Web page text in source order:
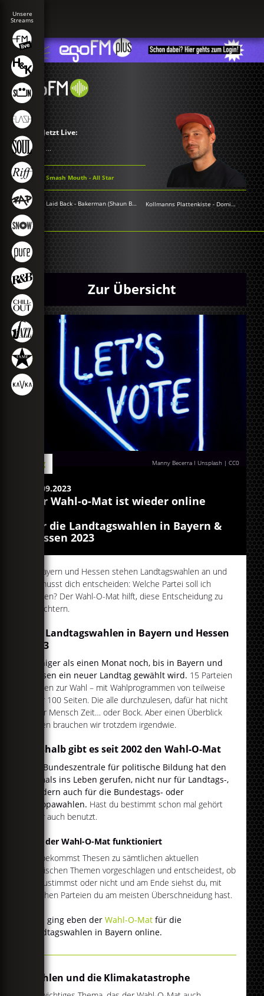
Jetzt Live:
...
Smash Mouth - All Star
Laid Back - Bakerman (Shaun Baker Remix) Kollmanns Plattenkiste - Dominik Kollmann
Zur Übersicht
Manny Becerra I Unsplash |CC0
Blog
30.09.2023
Der Wahl-o-Mat ist wieder online
Für die Landtagswahlen in Bayern &
Hessen 2023
In Bayern und Hessen stehen Landtagswahlen an und
du musst dich entscheiden: Welche Partei soll ich
wählen? Der Wahl-O-Mat hilft, diese Entscheidung zu
erleichtern.
Die Landtagswahlen in Bayern und Hessen
2023
Weniger als einen Monat noch, bis in Bayern und
Hessen ein neuer Landtag gewählt wird. 15 Parteien
stehen zur Wahl – mit Wahlprogrammen von teilweise
über 100 Seiten. Die alle durchzulesen, dafür hat nicht
jeder Mensch Zeit… oder Bock. Aber einen Überblick
haben brauchen wir trotzdem irgendwie.
Deshalb gibt es seit 2002 den Wahl-O-Mat
Die Bundeszentrale für politische Bildung hat den
damals ins Leben gerufen, nicht nur für Landtags-,
sondern auch für die Bundestags- oder
Europawahlen. Hast du bestimmt schon mal gehört
oder auch benutzt.
Wie der Wahl-O-Mat funktioniert
Du bekommst Thesen zu sämtlichen aktuellen
politischen Themen vorgeschlagen und entscheidest, ob
du zustimmst oder nicht und am Ende siehst du, mit
welchen Parteien du am meisten Überschneidung hast.
Nun ging eben derWahl-O-Mat für die
Landtagswahlen in Bayern online.
Wahlen und die Klimakatastrophe